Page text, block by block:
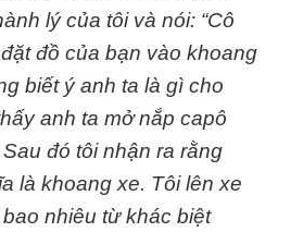
lý của tôi và nói: “Cô
đồ của bạn vào khoang
biết ý anh ta là gì cho
anh ta mở nắp capô
đó tôi nhận ra rằng
là khoang xe. Tôi lên xe
nhiêu từ khác biệt